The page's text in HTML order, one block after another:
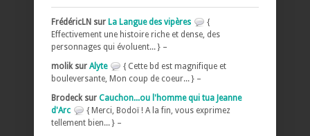
FrédéricLN sur La Langue des vipères
{
Effectivement une histoire riche et dense, des
personnages qui évoluent... } –
molik sur Alyte
{ Cette bd est magnifique et
bouleversante, Mon coup de coeur... } –
Brodeck sur Cauchon...ou l'homme qui tua Jeanne
d'Arc
{ Merci, Bodoï ! A la fin, vous exprimez
tellement bien... } –